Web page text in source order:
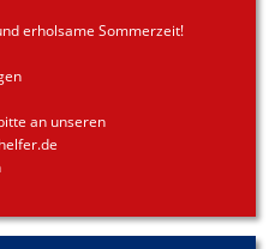
erholsame Sommerzeit!
an unseren